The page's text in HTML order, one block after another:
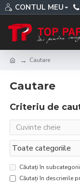
CONTUL MEU
Cautare
Cautare
Criteriu de
Căutați în subcategorii
Căutați în descrierile